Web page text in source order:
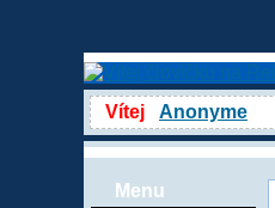
Vítej Anonyme
Menu